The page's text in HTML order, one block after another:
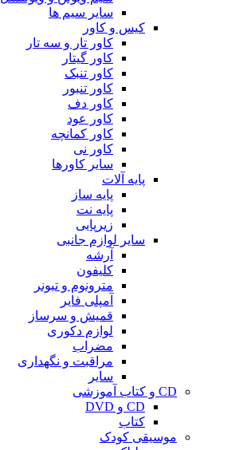
سایر سیم ها
کیس و کاور
کاور تار و سه تار
کاور گیتار
کاور تنبک
کاور تنبور
کاور دف
کاور عود
کاور کمانچه
کاور نی
سایر کاورها
پایه آلات
پایه ساز
پایه نت
زیرپایی
سایر لوازم جانبی
آرشه
کلیفون
مترونوم و تیونر
آمپلی فایر
قمیش و سرساز
لوازم دکوری
مضراب
مراقبت و نگهداری
سایر
CD و کتاب آموزشی
CD و DVD
کتاب
موسیقی کودک